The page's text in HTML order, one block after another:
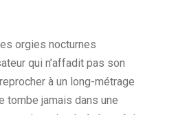
orgies nocturnes
qui n’affadit pas son
à un long-métrage
tombe jamais dans une